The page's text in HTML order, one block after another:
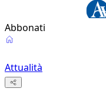
Abbonati
Attualità